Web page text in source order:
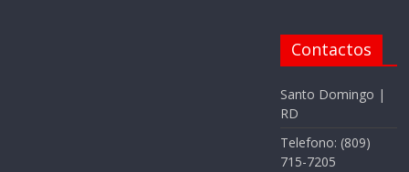
Contactos
Santo Domingo |
RD
Telefono: (809)
715-7205